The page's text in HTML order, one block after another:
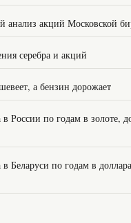
анализ акций Московской
серебра и акций
а бензин дорожает
в России по годам в золоте,
в Беларуси по годам в